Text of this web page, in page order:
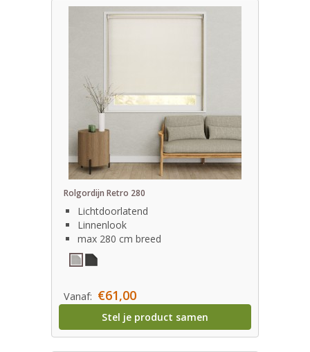
Rolgordijn Retro 280
Lichtdoorlatend
Linnenlook
max 280 cm breed
Vanaf: €61,00
Stel je product samen